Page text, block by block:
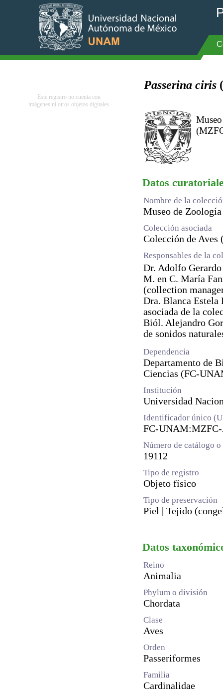
Este registro no cuenta con
imágenes ni otros objetos digitales
Passerina ciris
Datos
Nombre de la
Museo de
Colección asociada
Colección de Aves
Responsables de la
Dr. Adolfo
M. en C. María
(collection
Dra. Blanca Estela
asociada de la
Biól. Alejandro
de sonidos
Dependencia
Departamento de
Ciencias (FC-
Institución
Universidad
Identificador único
FC-UNAM:MZFC-
Número de catálogo
19112
Tipo de registro
Objeto físico
Tipo de preservación
Piel | Tejido
Datos
Reino
Animalia
Phylum o división
Chordata
Clase
Aves
Orden
Passeriformes
Familia
Cardinalidae